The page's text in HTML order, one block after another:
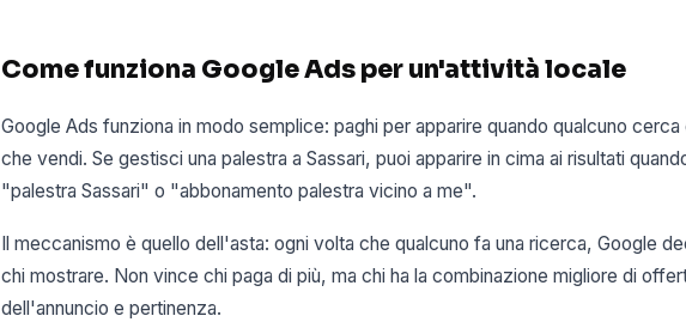
Come funziona Google Ads per un'attività locale
Google Ads funziona in modo semplice: paghi per apparire quando qualcuno
che vendi. Se gestisci una palestra a Sassari, puoi apparire in cima ai risultati
"palestra Sassari" o "abbonamento palestra vicino a me".
Il meccanismo è quello dell'asta: ogni volta che qualcuno fa una ricerca, Google
chi mostrare. Non vince chi paga di più, ma chi ha la combinazione migliore di
dell'annuncio e pertinenza.